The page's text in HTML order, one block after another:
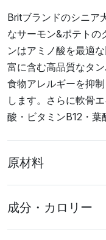
Britブランドのシニア
なサーモン&ポテトの
ンはアミノ酸を最適
富に含む高品質なタ
食物アレルギーを抑
します。さらに軟骨
酸・ビタミンB12・葉
原材料
成分・カロリー